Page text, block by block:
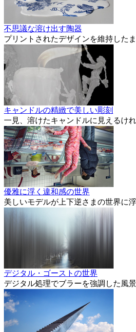
不思議な溶け出す陶器
プリントされたデザインを維持した
キャンドルの精緻で美しい彫刻
一見、溶けたキャンドルに見えるけ
優雅に浮く違和感の世界
美しいモデルが上下逆さまの世界に
デジタル・ゴーストの世界
デジタル処理でブラーを強調した風